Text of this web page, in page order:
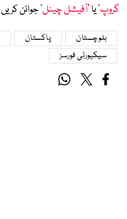
گروپ‘ یا ’آفیشل چینل‘ جوائن کریں
بلوچستان پاکستان
سیکیورٹی فورسز